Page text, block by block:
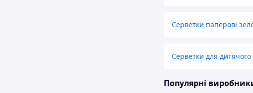
Серветки паперові
Серветки для дитячого
Популярні